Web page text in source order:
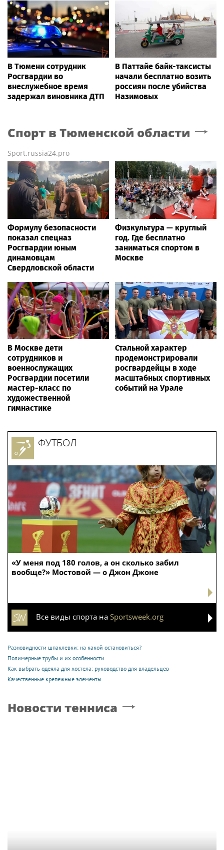
В Тюмени сотрудник
Росгвардии во
внеслужебное время
задержал виновника ДТП
В Паттайе байк-таксисты
начали бесплатно возить
россиян после убийства
Назимовых
Спорт в Тюменской области
Sport.russia24.pro
Формулу безопасности
показал спецназ
Росгвардии юным
динамовцам
Свердловской области
Физкультура — круглый
год. Где бесплатно
заниматься спортом в
Москве
В Москве дети
сотрудников и
военнослужащих
Росгвардии посетили
мастер-класс по
художественной
гимнастике
Стальной характер
продемонстрировали
росгвардейцы в ходе
масштабных спортивных
событий на Урале
«У меня под 180 голов, а он сколько забил
вообще?» Мостовой — о Джон Джоне
ФУТБОЛ
Все виды спорта на Sportsweek.org
Разновидности шпаклевки: на какой остановиться?
Полимерные трубы и их особенности
Как выбрать одеяла для хостела: руководство для владельцев
Качественные крепежные элементы
Новости тенниса